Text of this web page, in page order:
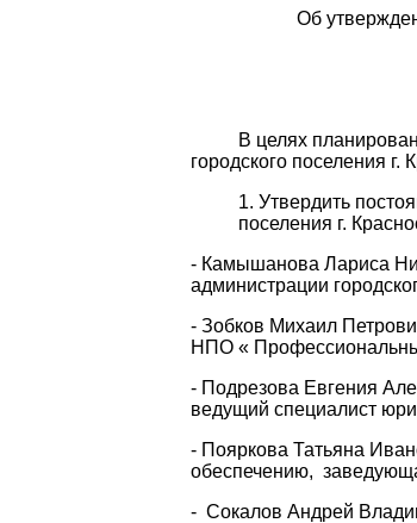
Об
В целях
городского поселения г.
Утвердить
поселения г.
- Камышанова Лариса
администрации
- Зобков Михаил
НПО «
- Подрезова Евгения
ведущий специалист
- Пояркова Татьяна
обеспечению,
- Сокалов Андрей